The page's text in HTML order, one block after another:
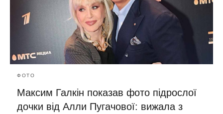
ФОТО
Максим Галкін показав фото підрослої
дочки від Алли Пугачової: вижала з